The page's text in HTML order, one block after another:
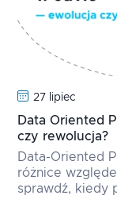
27 lipiec
Data Oriented
czy rewolucja?
Data-Oriented
różnice
sprawdź, kiedy